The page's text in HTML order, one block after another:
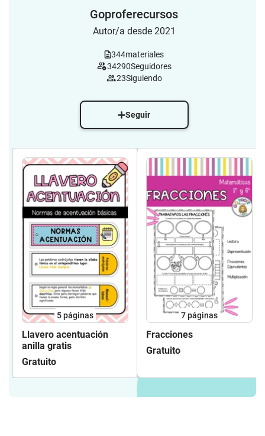
Goproferecursos
Autor/a desde 2021
344materiales
34290Seguidores
23Siguiendo
Seguir
5páginas
Llavero acentuación
anilla gratis
Gratuito
7páginas
Fracciones
Gratuito